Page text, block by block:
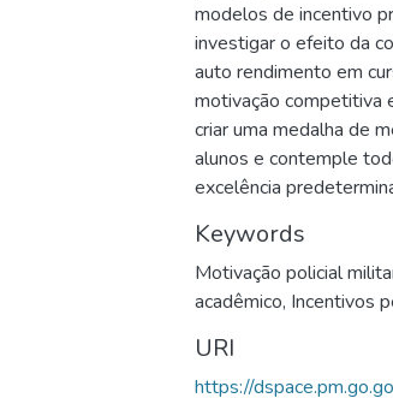
modelos de incentivo
investigar o efeito da
auto rendimento em
motivação competitiva
criar uma medalha de
alunos e contemple
excelência
Keywords
Motivação policial
acadêmico, Incentivos
URI
https://